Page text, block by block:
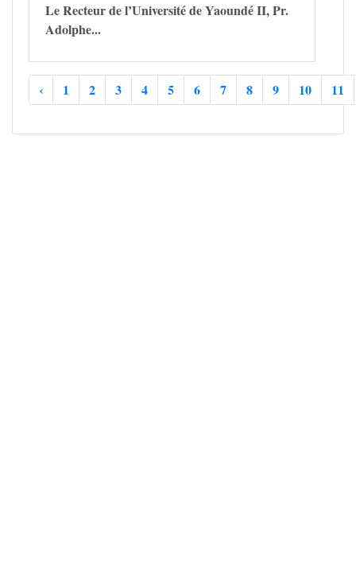
Le Recteur de l’Université de Yaoundé II,Pr.
Adolphe...
‹ 1 2 3 4 5 6 7 8 9 10 11